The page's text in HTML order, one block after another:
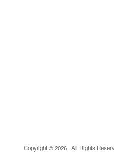
Copyright © 2026 · All Rights